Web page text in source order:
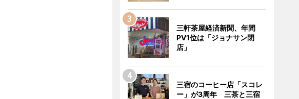
三軒茶屋経済新聞、年間
PV1位は「ジョナサン閉
店」
三宿のコーヒー店「スコレ
ー」が3周年 三茶と三宿